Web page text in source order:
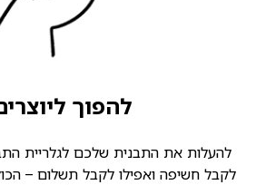
להפוך ליוצרים
לקבל חשיפה ואפילו לקבל תשלום – הכול